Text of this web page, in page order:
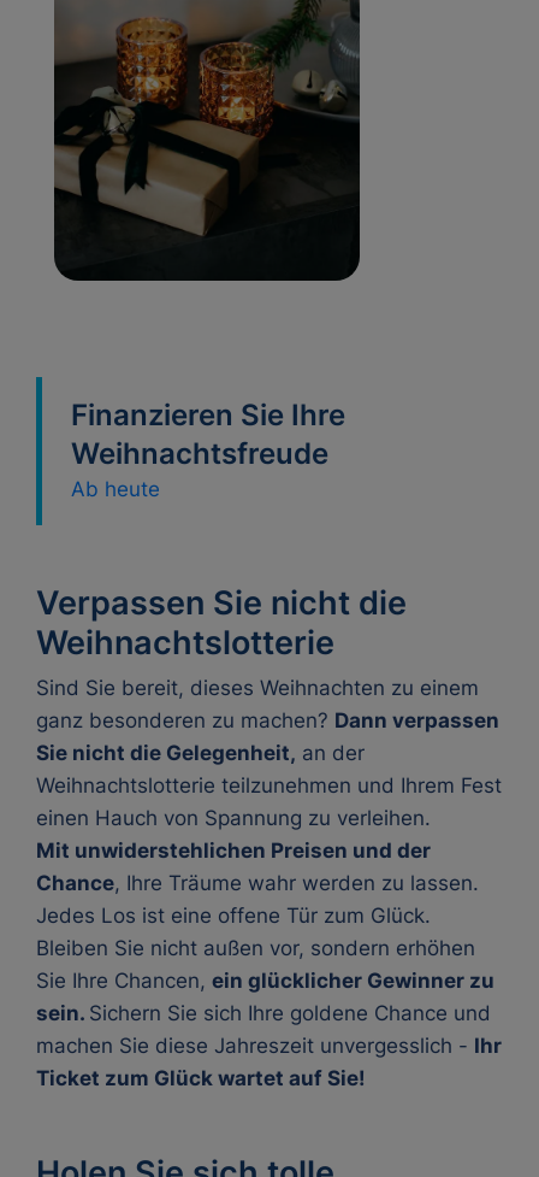
Finanzieren Sie Ihre
Weihnachtsfreude
Ab heute
Verpassen Sie nicht die
Weihnachtslotterie
Sind Sie bereit, dieses Weihnachten zu einem
ganz besonderen zu machen? Dann verpassen
Sie nicht die Gelegenheit, an der
Weihnachtslotterie teilzunehmen und Ihrem Fest
einen Hauch von Spannung zu verleihen.
Mit unwiderstehlichen Preisen und der
Chance, Ihre Träume wahr werden zu lassen.
Jedes Los ist eine offene Tür zum Glück.
Bleiben Sie nicht außen vor, sondern erhöhen
Sie Ihre Chancen, ein glücklicher Gewinner zu
sein. Sichern Sie sich Ihre goldene Chance und
machen Sie diese Jahreszeit unvergesslich - Ihr
Ticket zum Glück wartet auf Sie!